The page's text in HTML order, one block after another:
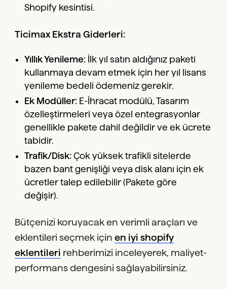
Shopify kesintisi.
Ticimax Ekstra Giderleri:
Yıllık Yenileme: İlk yıl satın aldığınız paketi
kullanmaya devam etmek için her yıl lisans
yenileme bedeli ödemeniz gerekir.
Ek Modüller: E-İhracat modülü, Tasarım
özelleştirmeleri veya özel entegrasyonlar
genellikle pakete dahil değildir ve ek ücrete
tabidir.
Trafik/Disk: Çok yüksek trafikli sitelerde
bazen bant genişliği veya disk alanı için ek
ücretler talep edilebilir (Pakete göre
değişir).
Bütçenizi koruyacak en verimli araçları ve
eklentileri seçmek içinen iyi shopify
eklentileri rehberimizi inceleyerek, maliyet-
performans dengesini sağlayabilirsiniz.